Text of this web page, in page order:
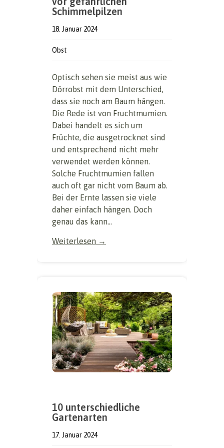
Schimmelpilzen
18. Januar 2024
Obst
Optisch sehen sie meist aus wie
Dörrobst mit dem Unterschied,
dass sie noch am Baum hängen.
Die Rede ist von Fruchtmumien.
Dabei handelt es sich um
Früchte, die ausgetrocknet sind
und entsprechend nicht mehr
verwendet werden können.
Solche Fruchtmumien fallen
auch oft gar nicht vom Baum ab.
Bei der Ernte lassen sie viele
daher einfach hängen. Doch
genau das kann...
Weiterlesen →
10 unterschiedliche
Gartenarten
17. Januar 2024